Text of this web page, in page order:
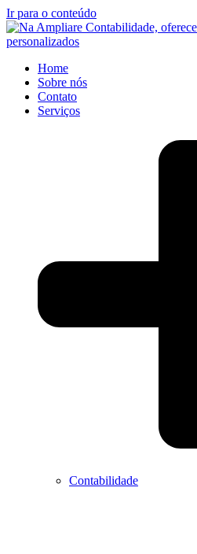
Ir para o conteúdo
Home
Sobre nós
Contato
Serviços
Contabilidade